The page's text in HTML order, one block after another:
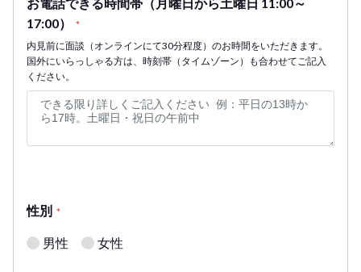
17:00）
*
内見前に面談（オンラインにて30分程度）のお時間をいただきます。
国外にいらっしゃる方は、時刻帯（タイムゾーン）も合わせてご記入
ください。
性別 *
男性 女性